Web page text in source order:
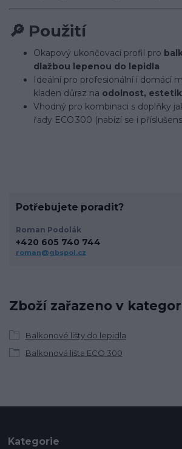
🔎 Použití
Okapový ukončovací profil pro
dlažbou lepenou do lepidla
Ideální pro profesionální i domácí
kladen důraz na odolnost,
Vhodný pro kombinaci s doplňky
řady ECO 300 (nabízí se i
Zboží zařazeno v
Balkonové lišty do lepidla
Balkonová lišta ECO 300
Potřebujete poradit?
Roman Podolák
+420 605 740 744
roman@gbspol.cz
Kategorie